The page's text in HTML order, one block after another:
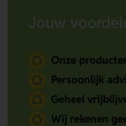
Jouw
Onze
Persoonlijk
Geheel
Wij rekenen